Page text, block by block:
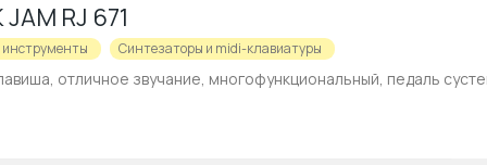
RJ 671
Синтезаторы и midi-клавиатуры
отличное звучание, многофункциональный, педаль